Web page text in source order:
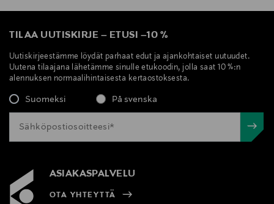
TILAA UUTISKIRJE – ETUSI –10 %
Uutiskirjeestämme löydät parhaat edut ja ajankohtaiset uutuudet.
Uutena tilaajana lähetämme sinulle etukoodin, jolla saat 10 %:n
alennuksen normaalihintaisesta kertaostoksesta.
Suomeksi På svenska
ASIAKASPALVELU
OTA YHTEYTTÄ